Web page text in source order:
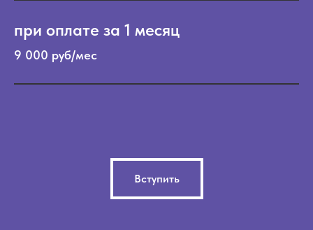
при оплате за 1 месяц
9 000 руб/мес
Вступить